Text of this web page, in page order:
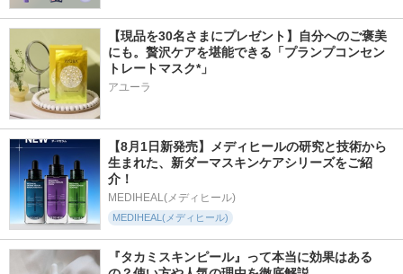
5.6
17350件
スキンクリア クレ
ンズ オイル アロマ
タイプ リフレシン
グシトラスの香り
アテニア
5.9
1117件
ガラクトポアオーツ
5.7
1339件
COSMETICS)
5.1
2241件
セルメイジング ビ
5.4
7023件
ダイブイン マスク
5.6
2282件
ホワイトトリュフナ
【現品を30名さまにプレゼント】自分へのご褒美
にも。贅沢ケアを堪能できる「プランプコンセン
トレートマスク*」
アユーラ
【8月1日新発売】メディヒールの研究と技術から
生まれた、新ダーマスキンケアシリーズをご紹
介！
MEDIHEAL(メディヒール)
MEDIHEAL(メディヒール)
『タカミスキンピール』って本当に効果はある